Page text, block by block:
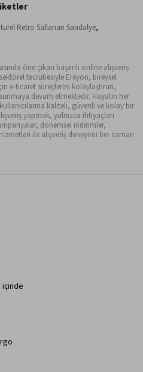
Retro Sallanan Sandalye,
öne çıkan başarılı online alışveriş
tecrübesiyle Ereyon, bireysel
e-ticaret süreçlerini kolaylaştıran,
devam etmektedir. Hayatın her
kaliteli, güvenli ve kolay bir
yapmak, yalnızca ihtiyaçları
dönemsel indirimler,
ile alışveriş deneyimi her zaman
içinde